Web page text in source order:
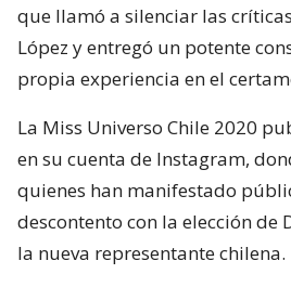
que llamó a silenciar las
López y entregó un potente
propia experiencia en el
La Miss Universo Chile 2020
en su cuenta de Instagram,
quienes han manifestado
descontento con la elección de
la nueva representante chilena.